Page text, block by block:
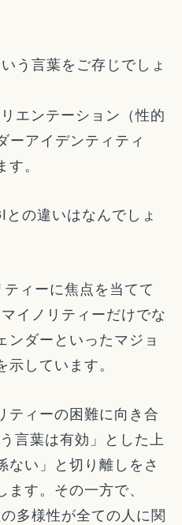
う言葉をご存じでしょ
エンテーション（性的
ーアイデンティティ
す。
の違いはなんでしょ
ィーに焦点を当てて
イノリティーだけでな
ンダーといったマジョ
示しています。
ティーの困難に向き合
言葉は有効」とした上
ない」と切り離しをさ
す。その一方で、
多様性が全ての人に関